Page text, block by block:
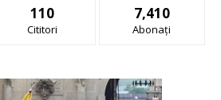
110
Cititori
7,410
Abonați